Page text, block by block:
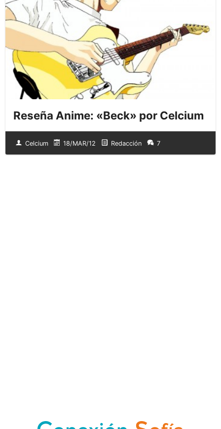
Reseña Anime: «Beck» por Celcium
Celcium 18/MAR/12 Redacción 7